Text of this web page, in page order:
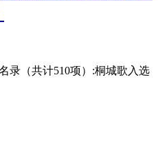
录（共计510项）:桐城歌入选